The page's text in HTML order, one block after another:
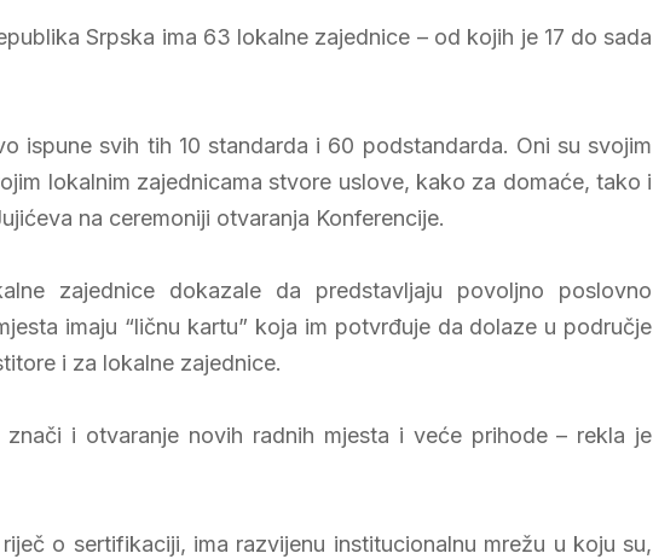
Srpska ima 63 lokalne zajednice – od kojih je 17 do sada
ispune svih tih 10 standarda i 60 podstandarda. Oni su svojim
lokalnim zajednicama stvore uslove, kako za domaće, tako i
na ceremoniji otvaranja Konferencije.
zajednice dokazale da predstavljaju povoljno poslovno
imaju “ličnu kartu” koja im potvrđuje da dolaze u područje
i za lokalne zajednice.
i otvaranje novih radnih mjesta i veće prihode – rekla je
o sertifikaciji, ima razvijenu institucionalnu mrežu u koju su,